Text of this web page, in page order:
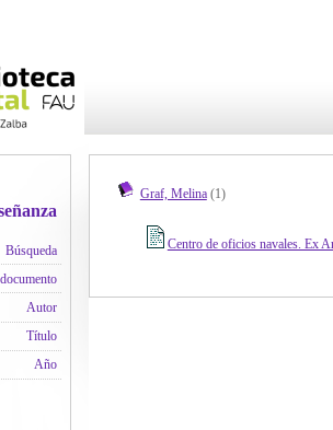
Búsqueda
Autor
Título
Año
Graf, Melina(1)
Centro de oficios navales. Ex